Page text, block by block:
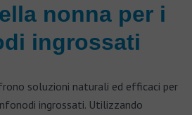
nonna per i
ingrossati
soluzioni naturali ed efficaci per
ingrossati. Utilizzando